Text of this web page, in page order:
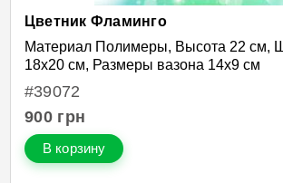
Цветник Фламинго
Материал Полимеры, Высота 22 см,
18х20 см, Размеры вазона 14х9 см
#39072
900 грн
В корзину